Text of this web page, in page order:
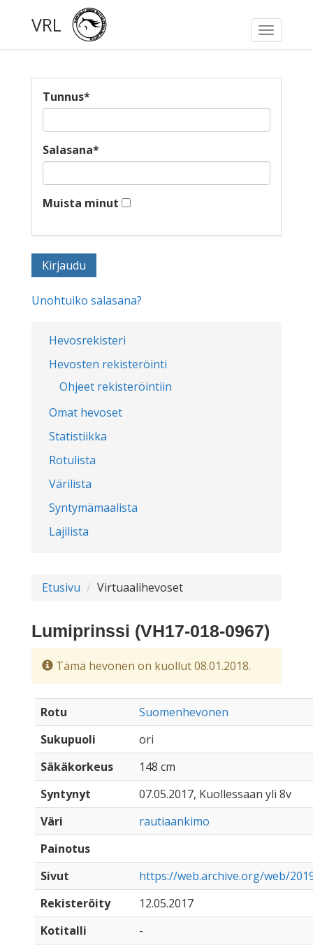
Toggle
VRL
Hevosrekisteri
Hevosten rekisteröinti
Ohjeet rekisteröintiin
Omat hevoset
Statistiikka
Rotulista
Värilista
Syntymämaalista
Lajilista
Tunnus*
Salasana*
Muista minut
Unohtuiko salasana?
Etusivu Virtuaalihevoset
Lumiprinssi (VH17-018-0967)
Tämä hevonen on kuollut 08.01.2018.
Rotu
Suomenhevonen
Sukupuoli
ori
Säkäkorkeus
148 cm
Syntynyt
07.05.2017, Kuollessaan yli 8v
Väri
rautiaankimo
Painotus
Sivut
https://web.archive.org/web/
Rekisteröity
12.05.2017
Kotitalli
-